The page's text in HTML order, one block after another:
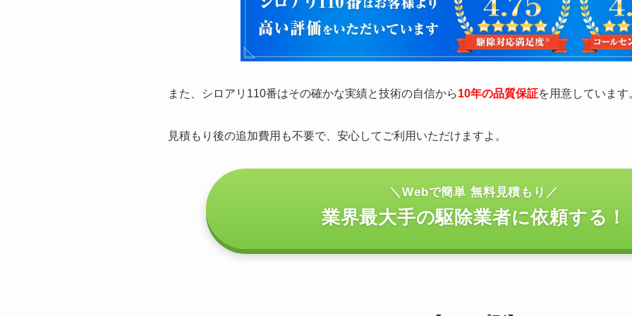
また、シロアリ110番はその確かな実績と技術の自信から10年の品質保証を用意しています
見積もり後の追加費用も不要で、安心してご利用いただけますよ。
＼Webで簡単 無料見積もり／
業界最大手の駆除業者に依頼する！